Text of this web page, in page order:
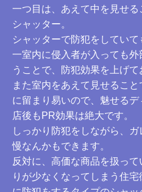
一つ目は、あえて中を見せ
シャッター。
シャッターで防犯をしてい
一室内に侵入者が入っても
うことで、防犯効果を上げて
また室内をあえて見せるこ
に留まり易いので、魅せる
店後もPR効果は絶大です。
しっかり防犯をしながら、
慢なんかもできます。
反対に、高価な商品を扱っ
りが少なくなってしまう住